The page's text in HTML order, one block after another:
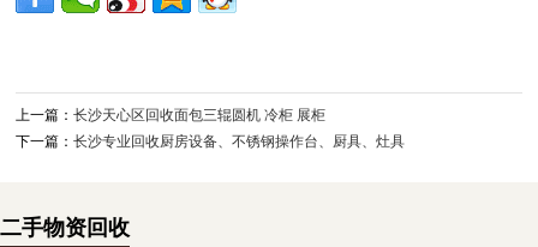
上一篇：长沙天心区回收面包三辊圆机 冷柜 展柜
下一篇：长沙专业回收厨房设备、不锈钢操作台、厨具、灶具
二手物资回收